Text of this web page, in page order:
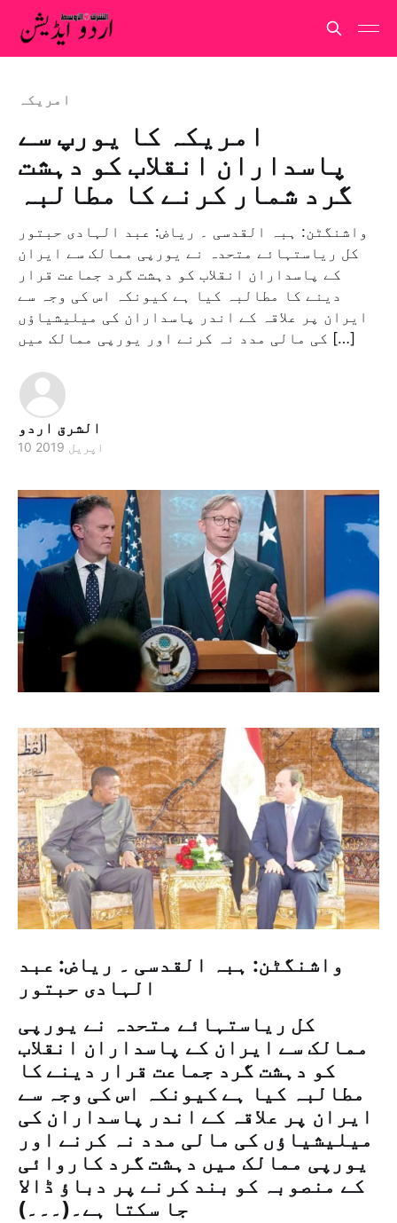
امريكہ
امریکہ کا یورپ سے
پاسداران انقلاب کو دہشت
گرد شمار کرنے کا مطالبہ
واشنگٹن: ہبہ القدسی ۔ ریاض: عبد الہادی حبتور
کل ریاستہائے متحدہ نے یورپی ممالک سے ایران
کے پاسداران انقلاب کو دہشت گرد جماعت قرار
دینے کا مطالبہ کیا ہے کیونکہ اس کی وجہ سے
ایران پر علاقہ کے اندر پاسداران کی میلیشیاؤں
کی مالی مدد نہ کرنے اور یورپی ممالک میں […]
الشرق اردو
10 اپریل 2019
واشنگٹن: ہبہ القدسی ۔ ریاض: عبد
الہادی حبتور
کل ریاستہائے متحدہ نے یورپی
ممالک سے ایران کے پاسداران انقلاب
کو دہشت گرد جماعت قرار دینے کا
مطالبہ کیا ہے کیونکہ اس کی وجہ سے
ایران پر علاقہ کے اندر پاسداران کی
میلیشیاؤں کی مالی مدد نہ کرنے اور
یورپی ممالک میں دہشت گرد کاروائی
کے منصوبہ کو بند کرنے پر دباؤ ڈالا
جا سکتا ہے۔(۔۔۔)